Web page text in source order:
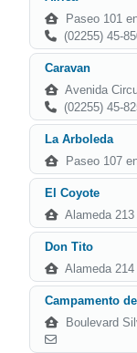
Paseo 101
(02255) 45-
Caravan
Avenida
(02255) 45-
La Arboleda
Paseo 107
El Coyote
Alameda
Don Tito
Alameda
Campamento
Boulevard